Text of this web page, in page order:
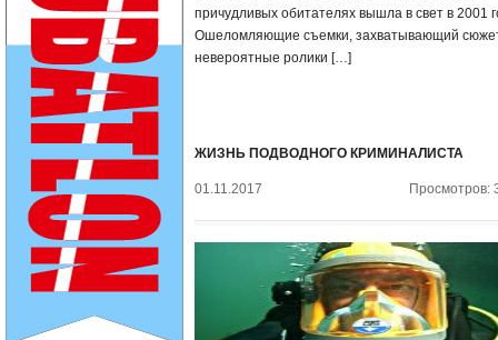
причудливых обитателях вышла в свет в 2001
Ошеломляющие съемки, захватывающий
невероятные ролики […]
ЖИЗНЬ ПОДВОДНОГО КРИМИНАЛИСТА
01.11.2017 Просмотров: